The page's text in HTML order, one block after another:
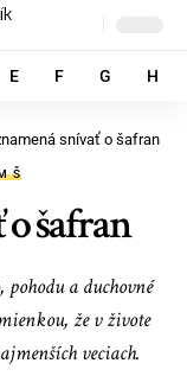
E F G H
snívať o šafran
Š
šafran
a duchovné
že v živote
veciach.